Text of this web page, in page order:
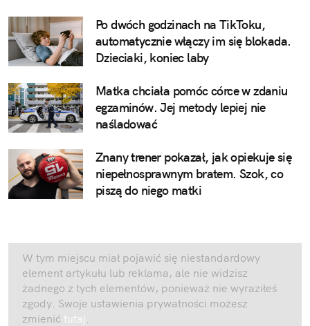
Po dwóch godzinach na TikToku,
automatycznie włączy im się blokada.
Dzieciaki, koniec laby
Matka chciała pomóc córce w zdaniu
egzaminów. Jej metody lepiej nie
naśladować
Znany trener pokazał, jak opiekuje się
niepełnosprawnym bratem. Szok, co
piszą do niego matki
W tym miejscu miał pojawić się niestandardowy
element artykułu lub reklama, ale nie widzisz
żadnego z tych elementów, ponieważ nie wyraziłeś
zgody. Swoje ustawienia prywatności możesz
zmienić tutaj